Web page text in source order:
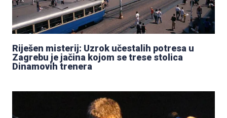
Riješen misterij: Uzrok učestalih potresa u
Zagrebu je jačina kojom se trese stolica
Dinamovih trenera